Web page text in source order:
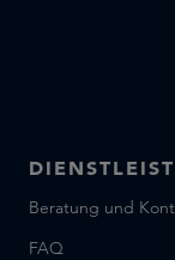
Beratung und
FAQ